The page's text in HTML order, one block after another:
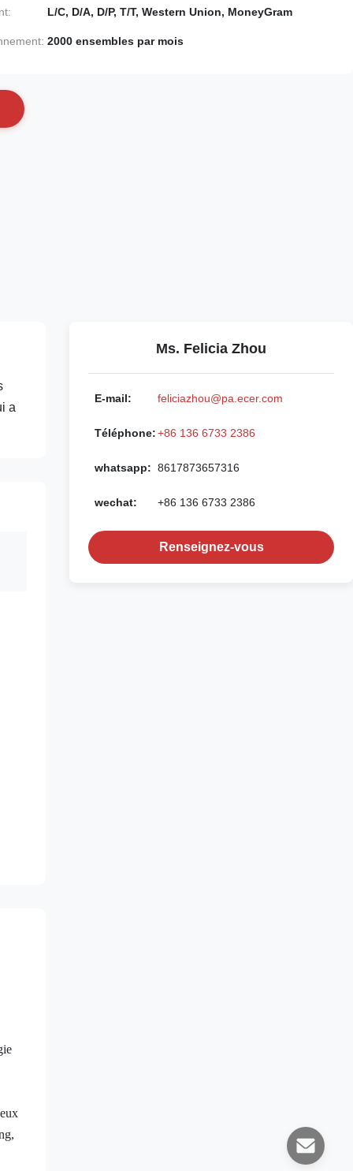
L/C, D/A, D/P, T/T, Western Union, MoneyGram
2000 ensembles par mois
a
Ms. Felicia Zhou
E-mail: feliciazhou@pa.ecer.com
Téléphone:+86 136 6733 2386
whatsapp: 8617873657316
wechat: +86 136 6733 2386
Renseignez-vous